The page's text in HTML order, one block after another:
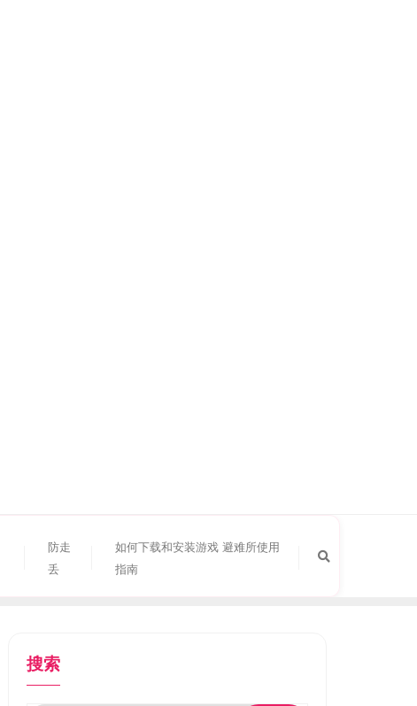
防走
丢
如何下载和安装游戏 避难所使用
指南
搜索